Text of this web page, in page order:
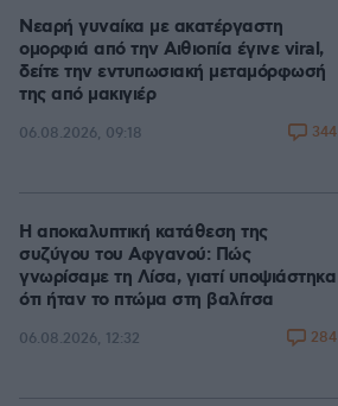
Νεαρή γυναίκα με ακατέργαστη
ομορφιά από την Αιθιοπία έγινε viral,
δείτε την εντυπωσιακή μεταμόρφωσή
της από μακιγιέρ
06.08.2026, 09:18 344
Η αποκαλυπτική κατάθεση της
συζύγου του Αφγανού: Πώς
γνωρίσαμε τη Λίσα, γιατί υποψιάστηκα
ότι ήταν το πτώμα στη βαλίτσα
06.08.2026, 12:32 284